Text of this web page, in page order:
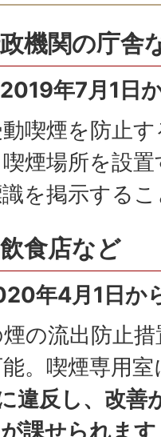
機関の庁舎
年7月1日
喫煙を防止
煙場所を設
識を掲示する
食店など
年4月1日か
の流出防止
。喫煙専用
違反し、改善
課せられます